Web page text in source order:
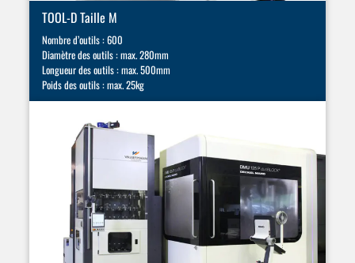
TOOL-D Taille M
Nombre d’outils : 600
Diamètre des outils : max. 280mm
Longueur des outils : max. 500mm
Poids des outils : max. 25kg